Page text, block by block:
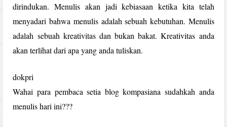
dirindukan. Menulis akan jadi kebiasaan ketika kita telah
menyadari bahwa menulis adalah sebuah kebutuhan. Menulis
adalah sebuah kreativitas dan bukan bakat. Kreativitas anda
akan terlihat dari apa yang anda tuliskan.
dokpri
Wahai para pembaca setia blog kompasiana sudahkah anda
menulis hari ini???